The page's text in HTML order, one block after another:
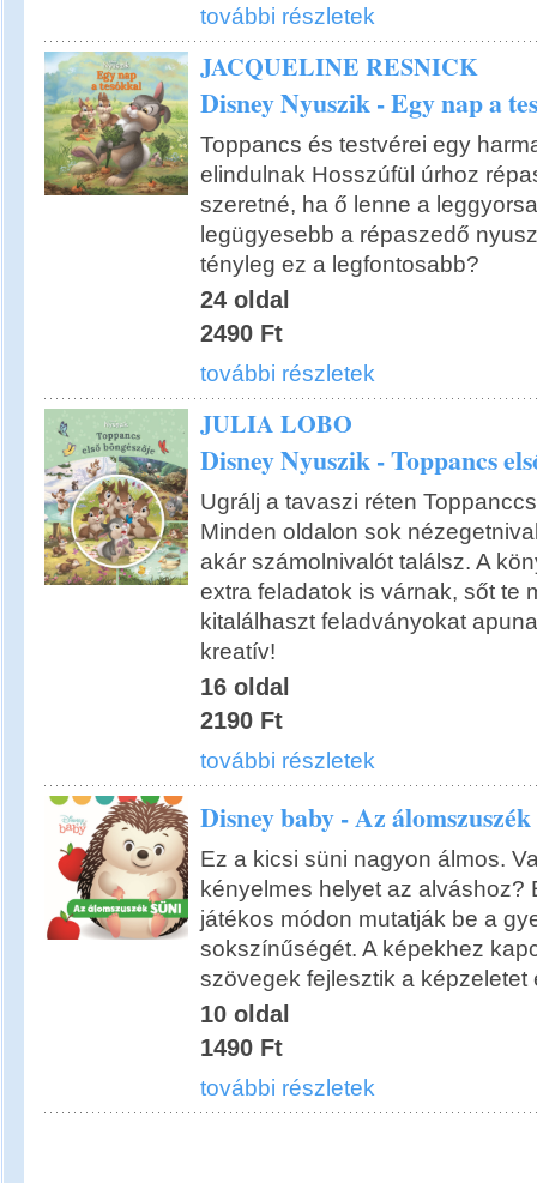
további részletek
JACQUELINE RESNICK
Disney Nyuszik - Egy nap a
Toppancs és testvérei egy
elindulnak Hosszúfül úrhoz
szeretné, ha ő lenne a
legügyesebb a répaszedő
tényleg ez a legfontosabb?
24 oldal
2490 Ft
további részletek
JULIA LOBO
Disney Nyuszik - Toppancs
Ugrálj a tavaszi réten
Minden oldalon sok
akár számolnivalót találsz. A
extra feladatok is várnak, sőt te
kitalálhaszt feladványokat
kreatív!
16 oldal
2190 Ft
további részletek
Disney baby - Az
Ez a kicsi süni nagyon álmos.
kényelmes helyet az alváshoz?
játékos módon mutatják be a
sokszínűségét. A képekhez
szövegek fejlesztik a képzeletet
10 oldal
1490 Ft
további részletek